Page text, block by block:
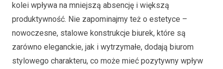
kolei wpływa na mniejszą absencję i większą
produktywność. Nie zapominajmy też o estetyce –
nowoczesne, stalowe konstrukcje biurek, które są
zarówno eleganckie, jak i wytrzymałe, dodają biurom
stylowego charakteru, co może mieć pozytywny wpływ